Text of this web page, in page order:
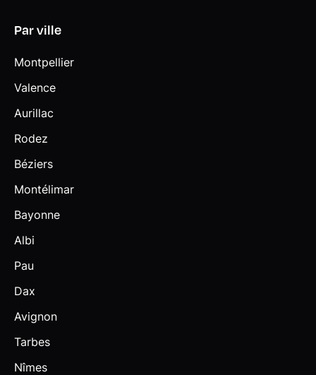
Par ville
Montpellier
Valence
Aurillac
Rodez
Béziers
Montélimar
Bayonne
Albi
Pau
Dax
Avignon
Tarbes
Nîmes